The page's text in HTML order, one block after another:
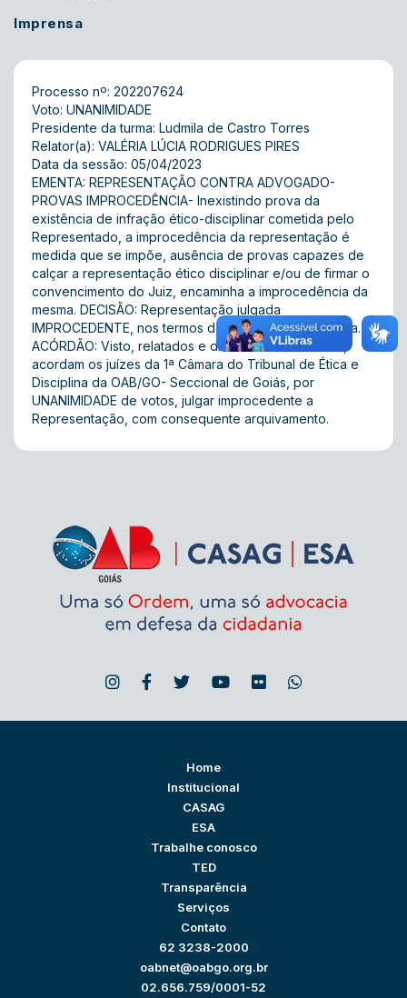
Imprensa
Processo nº: 202207624
Voto: UNANIMIDADE
Presidente da turma: Ludmila de Castro Torres
Relator(a): VALÉRIA LÚCIA RODRIGUES PIRES
Data da sessão: 05/04/2023
EMENTA: REPRESENTAÇÃO CONTRA ADVOGADO-
PROVAS IMPROCEDÊNCIA- Inexistindo prova da
existência de infração ético-disciplinar cometida pelo
Representado, a improcedência da representação é
medida que se impõe, ausência de provas capazes de
calçar a representação ético disciplinar e/ou de firmar o
convencimento do Juiz, encaminha a improcedência da
mesma. DECISÃO: Representação julgada
IMPROCEDENTE, nos termos do voto da juíza Relatora.
ACÓRDÃO: Visto, relatados e discutidos estes autos,
acordam os juízes da 1ª Câmara do Tribunal de Ética e
Disciplina da OAB/GO- Seccional de Goiás, por
UNANIMIDADE de votos, julgar improcedente a
Representação, com consequente arquivamento.
Home
Institucional
CASAG
ESA
Trabalhe conosco
TED
Transparência
Serviços
Contato
62 3238-2000
oabnet@oabgo.org.br
02.656.759/0001-52